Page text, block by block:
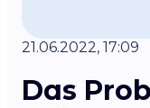
21.06.2022, 17:09
Das